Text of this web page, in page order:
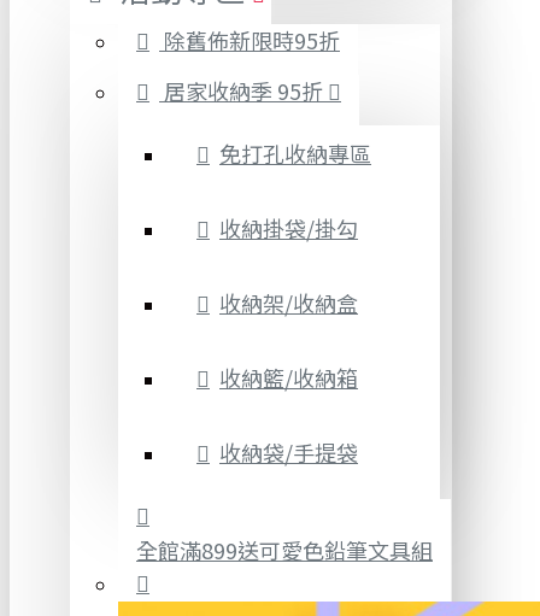
除舊佈新限時95折
居家收納季 95折
免打孔收納專區
收納掛袋/掛勾
收納架/收納盒
收納籃/收納箱
收納袋/手提袋
全館滿899送可愛色鉛筆文具組